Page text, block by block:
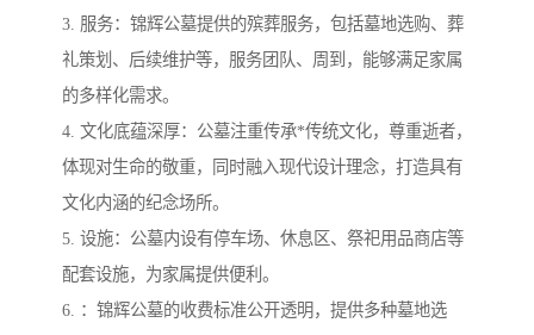
3. 服务：锦辉公墓提供的殡葬服务，包括墓地选购、葬
礼策划、后续维护等，服务团队、周到，能够满足家属
的多样化需求。
4. 文化底蕴深厚：公墓注重传承*传统文化，尊重逝者，
体现对生命的敬重，同时融入现代设计理念，打造具有
文化内涵的纪念场所。
5. 设施：公墓内设有停车场、休息区、祭祀用品商店等
配套设施，为家属提供便利。
6. ：锦辉公墓的收费标准公开透明，提供多种墓地选